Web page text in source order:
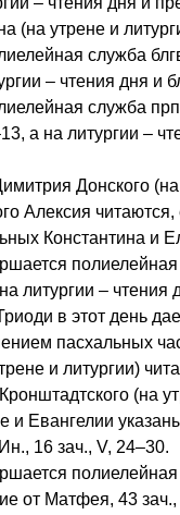
(на утрене и
служба
– чтения дня и
служба
а на литургии –
Донского
Алексия
Константина и
литургии –
в этот день
пасхальных
и литургии)
(на
Евангелии
16 зач., V, 24–30.
от Матфея, 43